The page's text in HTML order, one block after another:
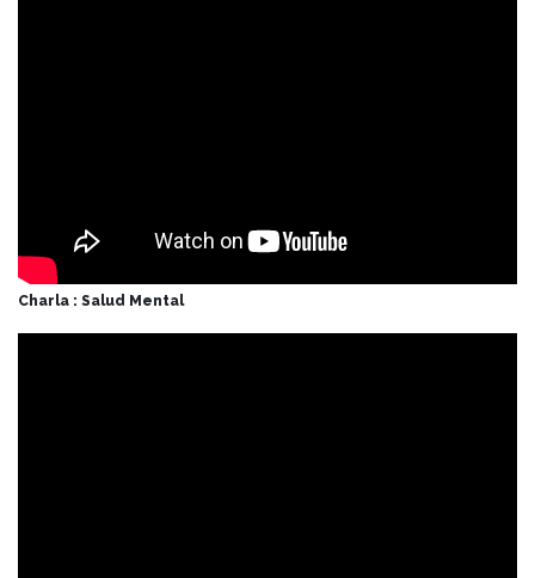
Charla : Salud Mental